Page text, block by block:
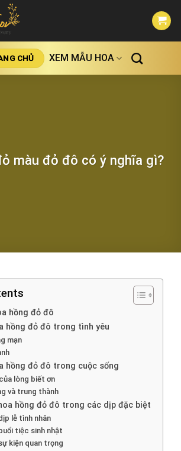
CHỦ XEM MẪU HOA
màu đỏ đô có ý nghĩa gì?
hồng đỏ đô
hồng đỏ đô trong tình yêu
mạn
hồng đỏ đô trong cuộc sống
lòng biết ơn
và trung thành
hồng đỏ đô trong các dịp đặc biệt
lễ tình nhân
tiệc sinh nhật
kiện quan trọng